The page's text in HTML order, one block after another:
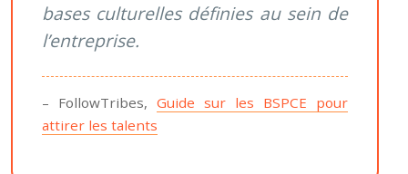
bases culturelles définies au sein de
l’entreprise.
– FollowTribes, Guide sur les BSPCE pour
attirer les talents